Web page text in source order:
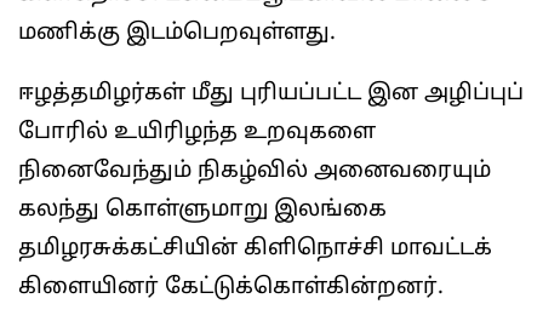
மணிக்கு இடம்பெறவுள்ளது.
ஈழத்தமிழர்கள் மீது புரியப்பட்ட இன அழிப்புப்
போரில் உயிரிழந்த உறவுகளை
நினைவேந்தும் நிகழ்வில் அனைவரையும்
கலந்து கொள்ளுமாறு இலங்கை
தமிழரசுக்கட்சியின் கிளிநொச்சி மாவட்டக்
கிளையினர் கேட்டுக்கொள்கின்றனர்.